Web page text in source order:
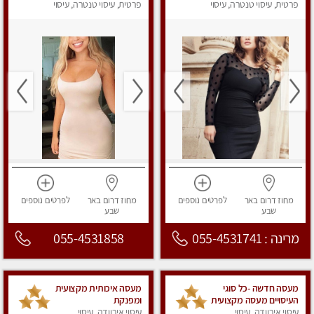
פרטית, עיסוי טנטרה, עיסוי
מחוז דרום באר
שבע
לפרטים נוספים
מרינה : 055-4531741
פרטית, עיסוי טנטרה, עיסוי
מחוז דרום באר
שבע
לפרטים נוספים
055-4531858
מעסה חדשה -כל סוגי
העיסויים מעסה מקצועית
מעסה איכותית מקצועית
ומפנקת